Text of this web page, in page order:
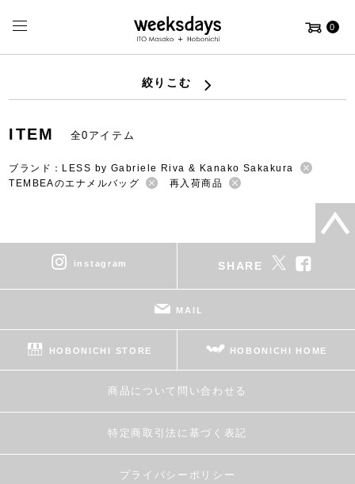
0
絞りこむ
ITEM 全0アイテム
ブランド：LESS by Gabriele Riva & Kanako Sakakura
TEMBEAのエナメルバッグ
再入荷商品
instagram SHARE
MAIL
HOBONICHI STORE HOBONICHI HOME
商品について問い合わせる
特定商取引法に基づく表記
プライバシーポリシー